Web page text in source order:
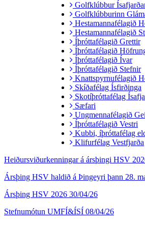
Golfklúbbur
Golfklúbburinn
Hestamannafélagið
Hestamannafélagið
Íþróttafélagið Grettir
Íþróttafélagið
Íþróttafélagið Ívar
Íþróttafélagið Stefnir
Knattspyrnufélagið
Skíðafélag Ísfirðinga
Skotíþróttafélag
Sæfari
Ungmennafélagið
Íþróttafélagið Vestri
Kubbi, íþróttafélag
Klifurfélag Vestfjarða
Heiðursviðurkenningar á ársþingi HSV
Ársþing HSV haldið á Þingeyri þann 28.
Ársþing HSV 2026 30/04/26
Stefnumótun UMFÍ&ÍSÍ 08/04/26